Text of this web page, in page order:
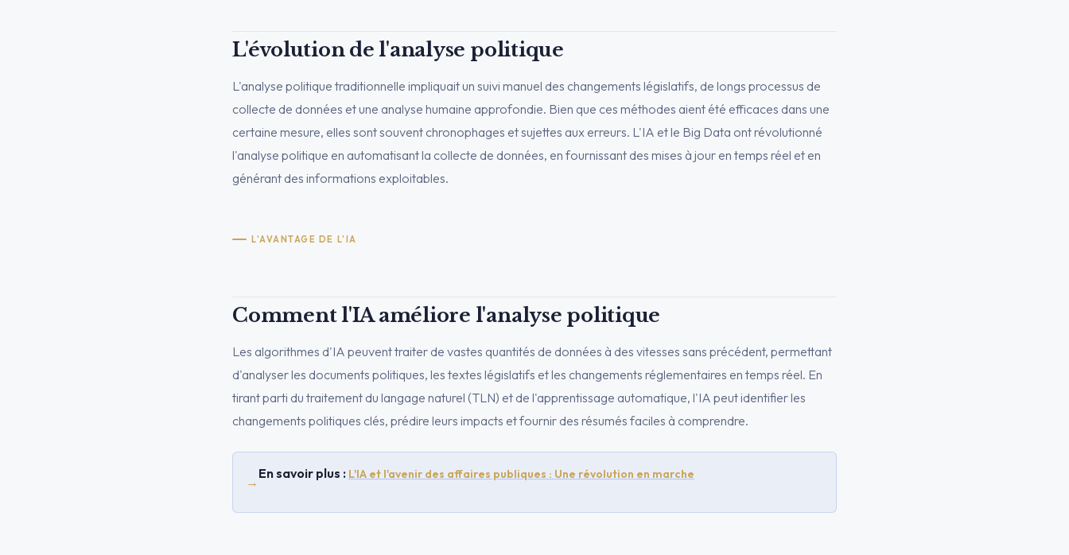
L'évolution de l'analyse politique
L'analyse politique traditionnelle impliquait un suivi manuel des changements législatifs, de longs processus de
collecte de données et une analyse humaine approfondie. Bien que ces méthodes aient été efficaces dans une
certaine mesure, elles sont souvent chronophages et sujettes aux erreurs. L'IA et le Big Data ont révolutionné
l'analyse politique en automatisant la collecte de données, en fournissant des mises à jour en temps réel et en
générant des informations exploitables.
L'AVANTAGE DE L'IA
Comment l'IA améliore l'analyse politique
Les algorithmes d'IA peuvent traiter de vastes quantités de données à des vitesses sans précédent, permettant
d'analyser les documents politiques, les textes législatifs et les changements réglementaires en temps réel. En
tirant parti du traitement du langage naturel (TLN) et de l'apprentissage automatique, l'IA peut identifier les
changements politiques clés, prédire leurs impacts et fournir des résumés faciles à comprendre.
→
En savoir plus : L'IA et l'avenir des affaires publiques : Une révolution en marche